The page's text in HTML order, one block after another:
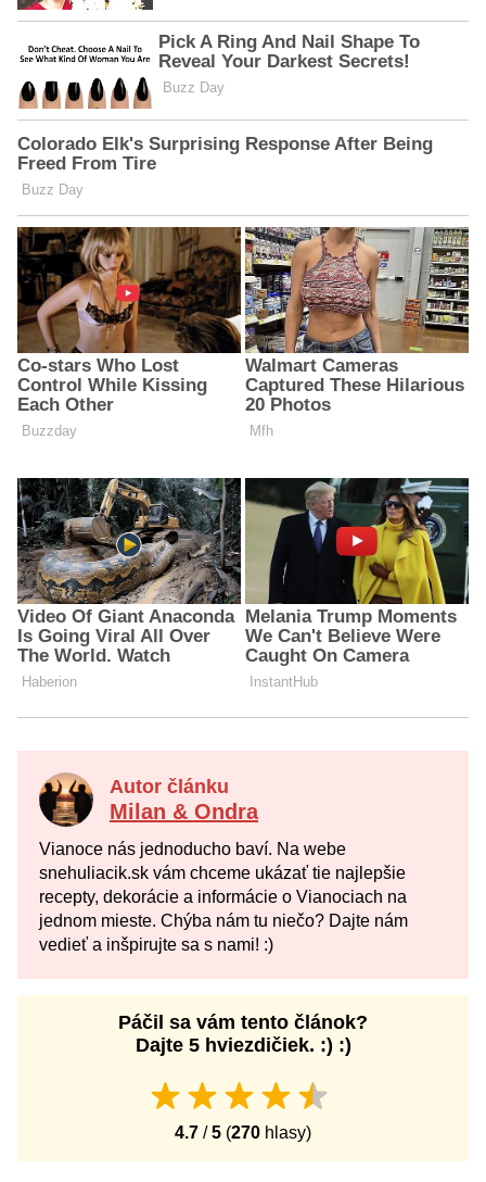
Autor článku
Milan & Ondra
Vianoce nás jednoducho baví. Na webe
snehuliacik.sk vám chceme ukázať tie najlepšie
recepty, dekorácie a informácie o Vianociach na
jednom mieste. Chýba nám tu niečo? Dajte nám
vedieť a inšpirujte sa s nami! :)
Páčil sa vám tento článok?
Dajte 5 hviezdičiek. :) :)
4.7 /5 (270 hlasy)